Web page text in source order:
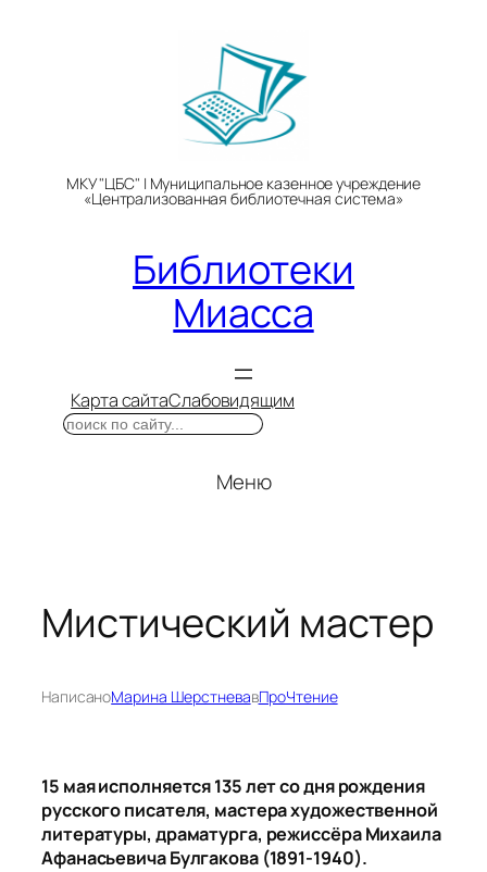
МКУ "ЦБС" | Муниципальное казенное учреждение
«Централизованная библиотечная система»
Библиотеки
Миасса
Карта сайтаСлабовидящим
Поиск
Меню
Мистический мастер
НаписаноМарина ШерстневавПроЧтение
15 мая исполняется 135 лет со дня рождения
русского писателя, мастера художественной
литературы, драматурга, режиссёра Михаила
Афанасьевича Булгакова (1891-1940).